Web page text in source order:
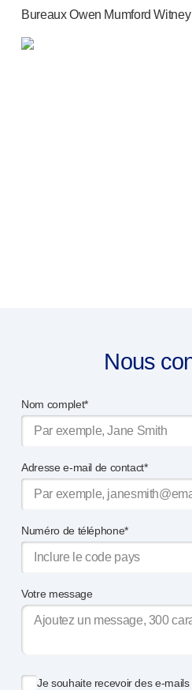
Bureaux Owen Mumford Witney
Nous
Nom complet*
Adresse e-mail de contact*
Numéro de téléphone*
Votre message
Je souhaite recevoir dese-mails